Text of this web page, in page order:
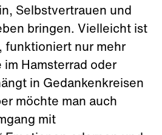
Selbstvertrauen und
bringen. Vielleicht ist
funktioniert nur mehr
Hamsterrad oder
in Gedankenkreisen
möchte man auch
mit